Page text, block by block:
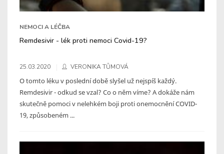
NEMOCI A LÉČBA
Remdesivir - lék proti nemoci Covid-19?
25.03.2020 VERONIKA TŮMOVÁ
O tomto léku v poslední době slyšel už nejspíš každý.
Remdesivir - odkud se vzal? Co o něm víme? A dokáže nám
skutečně pomoci v nelehkém boji proti onemocnění COVID-
19, způsobeném ...